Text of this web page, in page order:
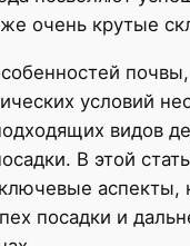
очень крутые
условий
видов
В этой
аспекты,
посадки и